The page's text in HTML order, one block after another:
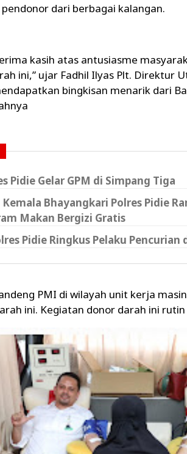
dari berbagai kalangan.
kasih atas antusiasme
ini,” ujar Fadhil Ilyas Plt. Direktur
bingkisan menarik dari
Pidie Gelar GPM di Simpang Tiga
Kemala Bhayangkari Polres Pidie
Makan Bergizi Gratis
Pidie Ringkus Pelaku Pencurian
PMI di wilayah unit kerja
ini. Kegiatan donor darah ini